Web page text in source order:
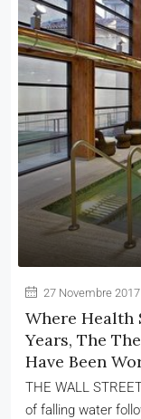
27 Novembre 2017
Where Health
Years, The
Have Been
THE WALL
of falling water